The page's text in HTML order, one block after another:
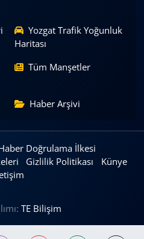
Yozgat Trafik Yoğunluk
Haritası
Tüm Manşetler
Haber Arşivi
Doğrulama İlkesi
Gizlilik Politikası
Künye
TE Bilişim